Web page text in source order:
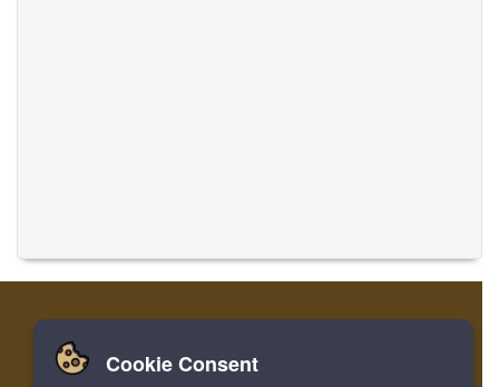
家 登录 寄存器
Cookie Consent